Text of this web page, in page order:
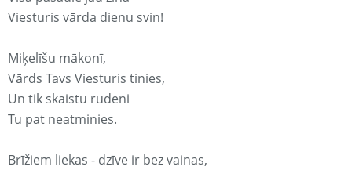
Viesturis vārda dienu svin!
Miķelīšu mākonī,
Vārds Tavs Viesturis tinies,
Un tik skaistu rudeni
Tu pat neatminies.
Brīžiem liekas - dzīve ir bez vainas,